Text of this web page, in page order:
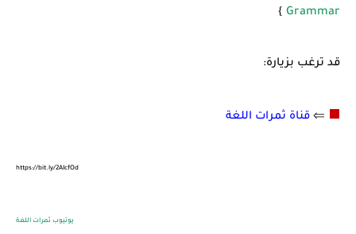
Grammar
}
قد ترغب بزيارة:
⬛
⇐ قناة ثمرات اللغة
https://bit.ly/2AIcfOd
يوتيوب ثمرات اللغة